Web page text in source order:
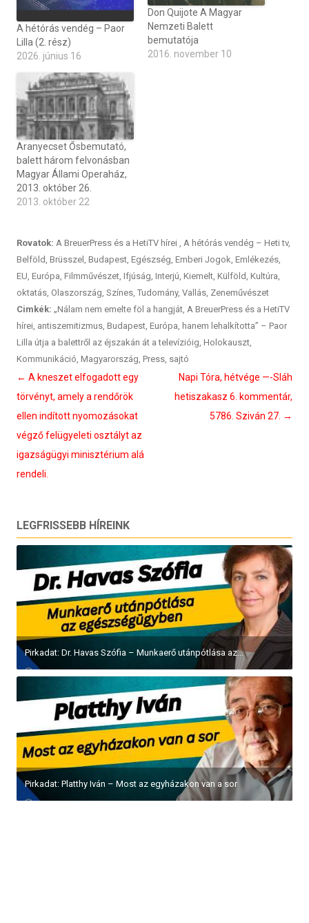
A hétórás vendég – Paor
Lilla (2. rész)
2026. június 16
Don Quijote A Magyar
Nemzeti Balett
bemutatója
2016. november 10
Aranyecset Ősbemutató,
balett három felvonásban
Magyar Állami Operaház,
2013. október 26.
2013. október 22
Rovatok: A BreuerPress és a HetiTV hírei , A hétórás vendég – Heti tv,
Belföld, Brüsszel , Budapest, Egészség, Emberi Jogok, Emlékezés,
EU, Európa, Filmművészet, Ifjúság, Interjú, Kiemelt, Külföld, Kultúra,
oktatás, Olaszország, Színes, Tudomány, Vallás, Zeneművészet
Cimkék: „Nálam nem emelte föl a hangját, A BreuerPress és a HetiTV
hírei, antiszemitizmus, Budapest, Európa, hanem lehalkította” – Paor
Lilla útja a balettről az éjszakán át a televízióig, Holokauszt,
Kommunikáció, Magyarország, Press, sajtó
Bejegyzés
navigáció
← A kneszet elfogadott egy
törvényt, amely a rendőrök
ellen indított nyomozásokat
végző felügyeleti osztályt az
igazságügyi minisztérium alá
rendeli.
Napi Tóra, hétvége —-Sláh
hetiszakasz 6. kommentár,
5786. Sziván 27. →
LEGFRISSEBB HÍREINK
Pirkadat: Dr. Havas Szófia – Munkaerő utánpótlása az...
Pirkadat: Platthy Iván – Most az egyházakon van a sor